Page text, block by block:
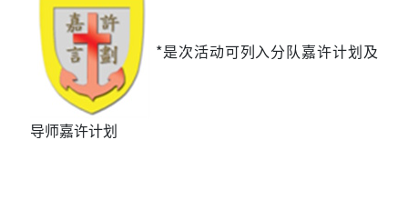
*是次活动可列入分队嘉许计划及
导师嘉许计划